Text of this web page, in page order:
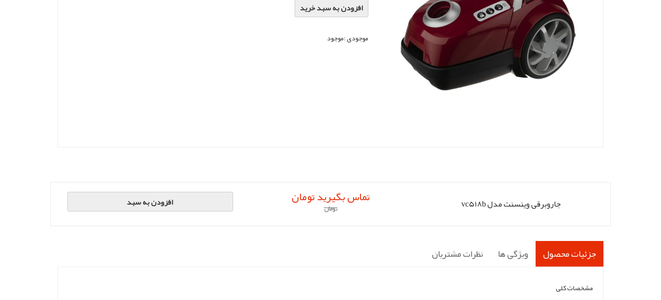
افزودن به سبد خرید
موجودی :موجود
جاروبرقی وینسنت مدل vc518b تماس بگیرید تومان
تومان افزودن به سبد
جزئیات محصول ویژگی ها نظرات مشتریان
مشخصات کلی